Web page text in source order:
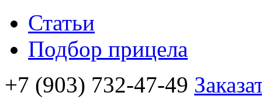
Статьи
Подбор прицела
+7 (903) 732-47-49